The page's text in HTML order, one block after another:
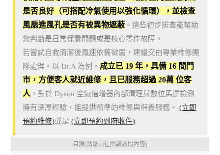
是否良好（可搭配冷氣使用以強化循環），並檢查
風扇進風孔是否有被異物遮蔽 。這些初步排查能幫助
您判斷是日常保養問題或是核心零件故障。
若嘗試自救清潔後風速依舊微弱，建議交由專業維修團
隊處理。以 Dr.A 為例， 成立已 19 年，具備 16 間門
市，方便客人就近維修，且已服務超過 20萬 位客
人，對於 Dyson 空氣倍增器內部清理與數位馬達檢測
擁有深厚經驗，能提供精準的維修與保養服務。(立即
預約維修)或是(立即預約到府收件)
目錄(點擊前往閱讀該段內容)